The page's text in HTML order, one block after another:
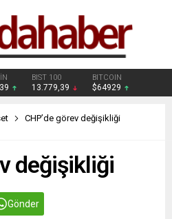
BIST 100
13.779,39
BITCOIN
$64929
CHP’de görev değişikliği
değişikliği
Gönder